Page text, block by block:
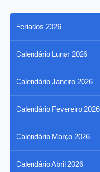
Feriados 2026
Calendário Lunar 2026
Calendário Janeiro 2026
Calendário Fevereiro 2026
Calendário Março 2026
Calendário Abril 2026